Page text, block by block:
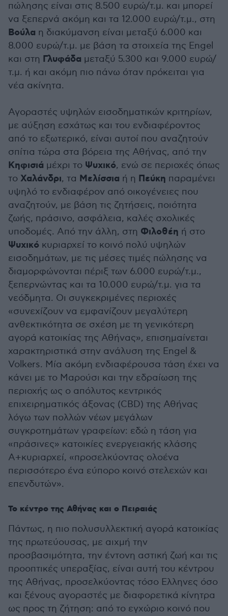
πώλησης είναι στις 8.500 ευρώ/τ.μ. και μπορεί
να ξεπερνά ακόμη και τα 12.000 ευρώ/τ.μ., στη
Βούλα η διακύμανση είναι μεταξύ 6.000 και
8.000 ευρώ/τ.μ. με βάση τα στοιχεία της Engel
και στη Γλυφάδα μεταξύ 5.300 και 9.000 ευρώ/
τ.μ. ή και ακόμη πιο πάνω όταν πρόκειται για
νέα ακίνητα.
Αγοραστές υψηλών εισοδηματικών κριτηρίων,
με αύξηση εσχάτως και του ενδιαφέροντος
από το εξωτερικό, είναι αυτοί που αναζητούν
σπίτια τώρα στα βόρεια της Αθήνας, από την
Κηφισιά μέχρι το Ψυχικό, ενώ σε περιοχές όπως
το Χαλάνδρι, τα Μελίσσια ή η Πεύκη παραμένει
υψηλό το ενδιαφέρον από οικογένειες που
αναζητούν, με βάση τις ζητήσεις, ποιότητα
ζωής, πράσινο, ασφάλεια, καλές σχολικές
υποδομές. Από την άλλη, στη Φιλοθέη ή στο
Ψυχικό κυριαρχεί το κοινό πολύ υψηλών
εισοδημάτων, με τις μέσες τιμές πώλησης να
διαμορφώνονται πέριξ των 6.000 ευρώ/τ.μ.,
ξεπερνώντας και τα 10.000 ευρώ/τ.μ. για τα
νεόδμητα. Οι συγκεκριμένες περιοχές
«συνεχίζουν να εμφανίζουν μεγαλύτερη
ανθεκτικότητα σε σχέση με τη γενικότερη
αγορά κατοικίας της Αθήνας», επισημαίνεται
χαρακτηριστικά στην ανάλυση της Engel &
Volkers. Mία ακόμη ενδιαφέρουσα τάση έχει να
κάνει με το Μαρούσι και την εδραίωση της
περιοχής ως ο απόλυτος κεντρικός
επιχειρηματικός άξονας (CBD) της Αθήνας
λόγω των πολλών νέων μεγάλων
συγκροτημάτων γραφείων: εδώ η τάση για
«πράσινες» κατοικίες ενεργειακής κλάσης
Α+κυριαρχεί, «προσελκύοντας ολοένα
περισσότερο ένα εύπορο κοινό στελεχών και
επενδυτών».
Το κέντρο της Αθήνας και ο Πειραιάς
Πάντως, η πιο πολυσυλλεκτική αγορά κατοικίας
της πρωτεύουσας, με αιχμή την
προσβασιμότητα, την έντονη αστική ζωή και τις
προοπτικές υπεραξίας, είναι αυτή του κέντρου
της Αθήνας, προσελκύοντας τόσο Ελληνες όσο
και ξένους αγοραστές με διαφορετικά κίνητρα
ως προς τη ζήτηση: από το εγχώριο κοινό που